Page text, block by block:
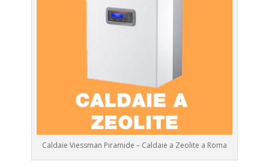
Caldaie Viessman Piramide – Caldaie a Zeolite a Roma